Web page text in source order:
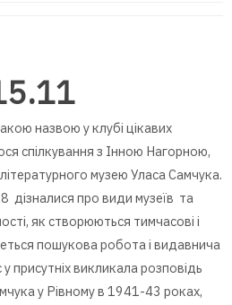
назвою у клубі цікавих
спілкування з Інною Нагорною,
музею Уласа Самчука.
про види музеїв та
як створюються тимчасові і
пошукова робота і видавнича
присутніх викликала розповідь
у Рівному в 1941-43 роках,